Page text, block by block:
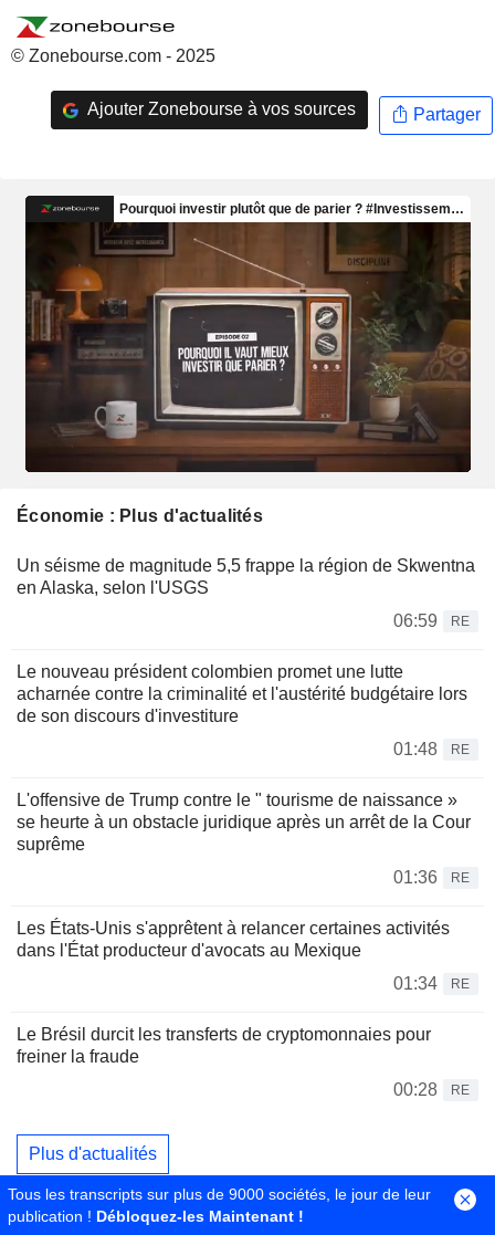
© Zonebourse.com - 2025
Ajouter Zonebourse à vos sources Partager
Économie : Plus d'actualités
Un séisme de magnitude 5,5 frappe la région de Skwentna
en Alaska, selon l'USGS
06:59
RE
Le nouveau président colombien promet une lutte
acharnée contre la criminalité et l'austérité budgétaire lors
de son discours d'investiture
01:48
RE
L'offensive de Trump contre le " tourisme de naissance »
se heurte à un obstacle juridique après un arrêt de la Cour
suprême
01:36
RE
Les États-Unis s'apprêtent à relancer certaines activités
dans l'État producteur d'avocats au Mexique
01:34
RE
Le Brésil durcit les transferts de cryptomonnaies pour
freiner la fraude
00:28
RE
Plus d'actualités
Tous les transcripts sur plus de 9000 sociétés, le jour de leur
publication ! Débloquez-les Maintenant !